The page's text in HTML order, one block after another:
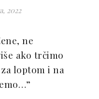
2022
ne
ako trčimo
loptom i na